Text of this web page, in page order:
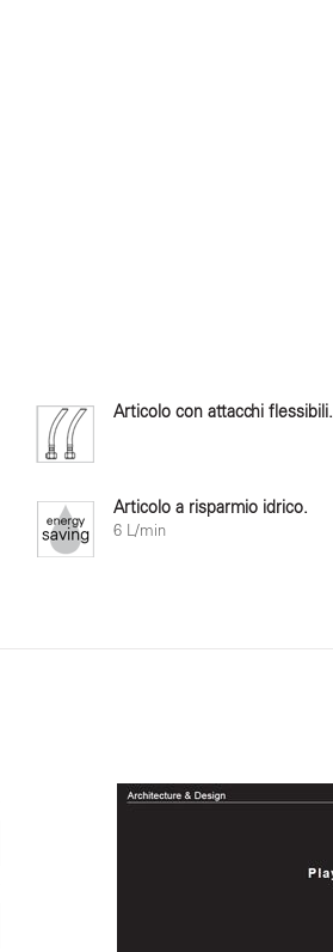
Articolo con attacchi flessibili.
Articolo a risparmio idrico.
6 L/min